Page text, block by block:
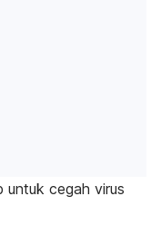
untuk cegah virus